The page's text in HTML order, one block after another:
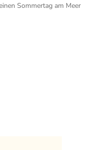
Sommertag am Meer